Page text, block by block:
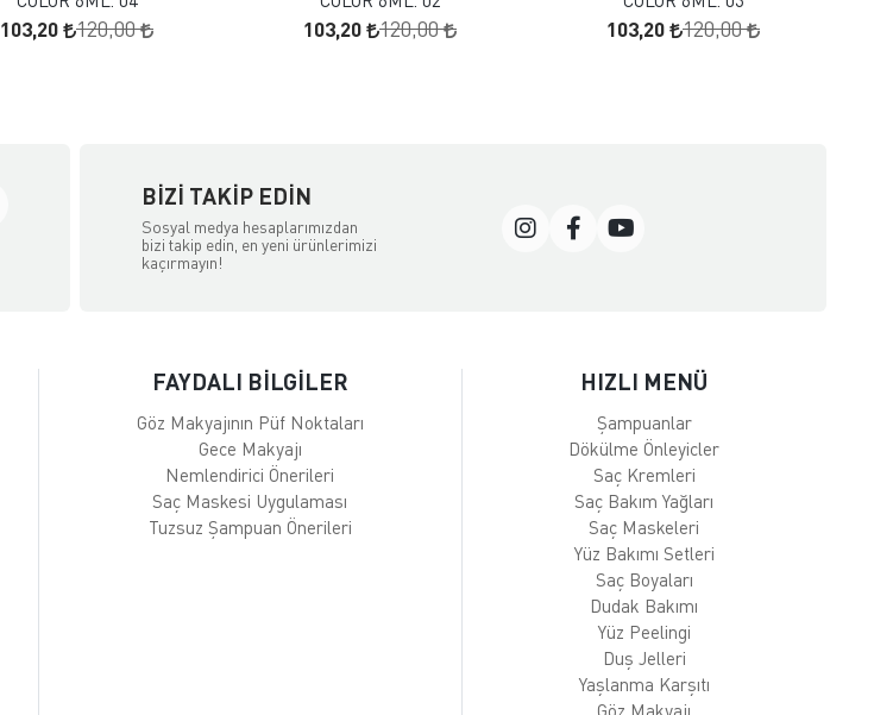
103,20 120,00 103,20 120,00 103,20 120,00
BIZI TAKIP EDIN
Sosyal medya hesaplarımızdan
bizi takip edin, en yeni ürünlerimizi
kaçırmayın!
FAYDALI BİLGİLER
Göz Makyajının Püf Noktaları
Gece Makyajı
Nemlendirici Önerileri
Saç Maskesi Uygulaması
Tuzsuz Şampuan Önerileri
HIZLI MENÜ
Şampuanlar
Dökülme Önleyicler
Saç Kremleri
Saç Bakım Yağları
Saç Maskeleri
Yüz Bakımı Setleri
Saç Boyaları
Dudak Bakımı
Yüz Peelingi
Duş Jelleri
Yaşlanma Karşıtı
Göz Makyajı